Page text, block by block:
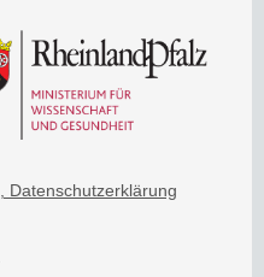
, Datenschutzerklärung